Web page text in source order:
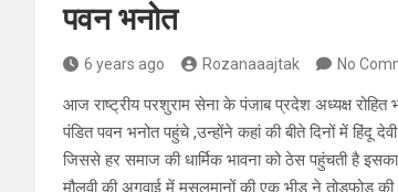
पवन भनोत
6 years ago Rozanaaajtak No
आज राष्ट्रीय परशुराम सेना के पंजाब प्रदेश अध्यक्ष
पंडित पवन भनोत पहुंचे ,उन्होंने कहां की बीते दिनों में हिंदू
जिससे हर समाज की धार्मिक भावना को ठेस पहुंचती है
मौलवी की अगुवाई में मुसलमानों की एक भीड़ ने तोड़फोड़